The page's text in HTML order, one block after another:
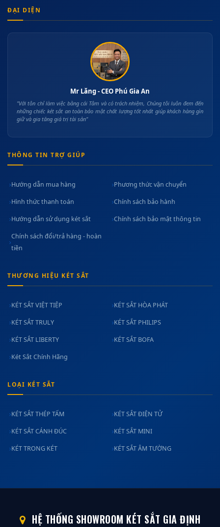
ĐẠI DIỆN
Mr Lăng - CEO Phú Gia An
"Với tôn chỉ làm việc bằng cái Tâm và có trách nhiệm, Chúng tôi luôn đem đến
những chiếc két sắt an toàn bảo mật chất lượng tốt nhất giúp khách hàng gìn
giữ và gia tăng giá trị tài sản"
THÔNG TIN TRỢ GIÚP
Hướng dẫn mua hàng Phương thức vận chuyển
Hình thức thanh toán Chính sách bảo hành
Hướng dẫn sử dụng két sắt Chính sách bảo mật thông tin
Chính sách đổi/trả hàng - hoàn
tiền
THƯƠNG HIỆU KÉT SẮT
KÉT SẮT VIỆT TIỆP KÉT SẮT HÒA PHÁT
KÉT SẮT TRULY KÉT SẮT PHILIPS
KÉT SẮT LIBERTY KÉT SẮT BOFA
Két Sắt Chính Hãng
LOẠI KÉT SẮT
KÉT SẮT THÉP TẤM KÉT SẮT ĐIỆN TỬ
KÉT SẮT CÁNH ĐÚC KÉT SẮT MINI
KÉT TRONG KÉT KÉT SẮT ÂM TƯỜNG
HỆ THỐNG SHOWROOM KÉT SẮT GIA ĐỊNH